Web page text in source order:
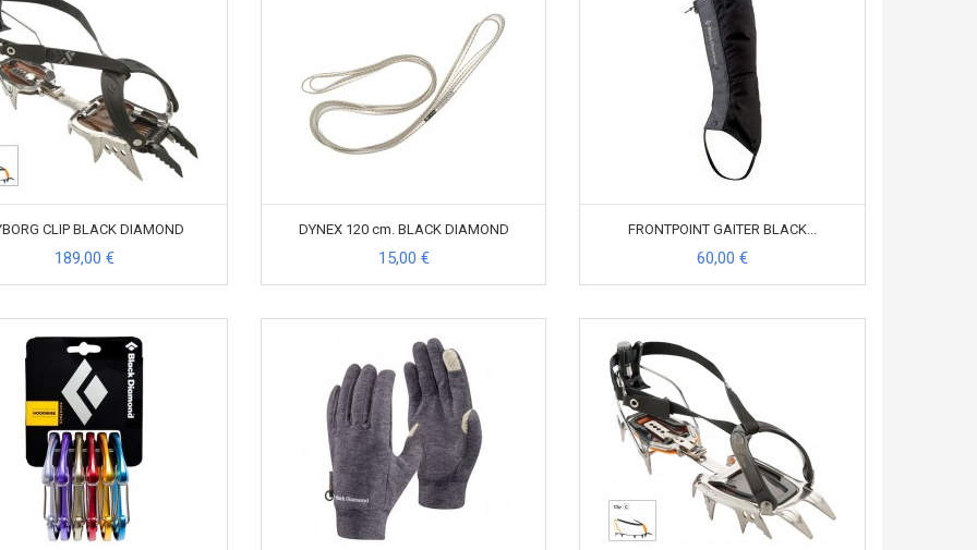
CLIP BLACK DIAMOND
189,00 €
DYNEX 120 cm. BLACK DIAMOND
15,00 €
FRONTPOINT GAITER BLACK...
60,00 €